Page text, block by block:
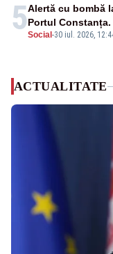
5Social -30 iul. 2026,
Alertă cu bombă
Portul
ACTUALITATE